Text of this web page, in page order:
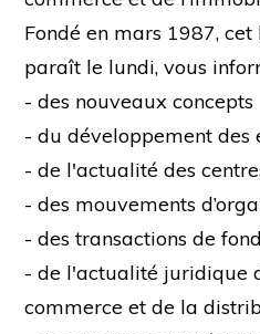
Fondé en mars 1987,
paraît le lundi, vous
- des nouveaux concepts
- du développement des
- de l'actualité des
- des mouvements
- des transactions de
- de l'actualité juridique
commerce et de la